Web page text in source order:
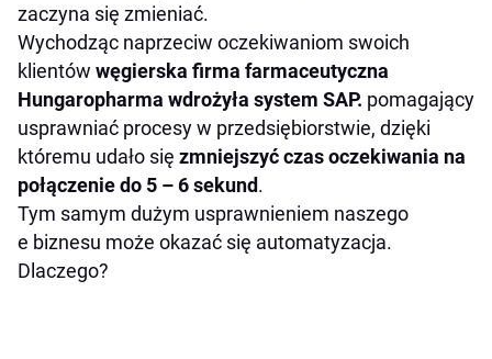
zaczyna się zmieniać.
Wychodząc naprzeciw oczekiwaniom swoich
klientów węgierska firma farmaceutyczna
Hungaropharma wdrożyła system SAP. pomagający
usprawniać procesy w przedsiębiorstwie, dzięki
któremu udało się zmniejszyć czas oczekiwania na
połączenie do 5 – 6 sekund.
Tym samym dużym usprawnieniem naszego
e biznesu może okazać się automatyzacja.
Dlaczego?